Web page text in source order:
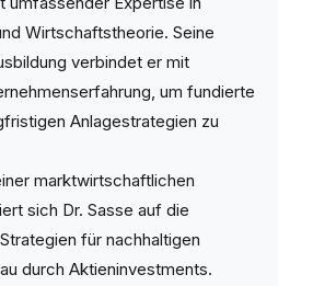
Wirtschaftstheorie. Seine
verbindet er mit
um fundierte
Anlagestrategien zu
marktwirtschaftlichen
sich Dr. Sasse auf die
für nachhaltigen
durch Aktieninvestments.